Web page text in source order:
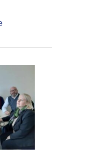
about Održan prvi